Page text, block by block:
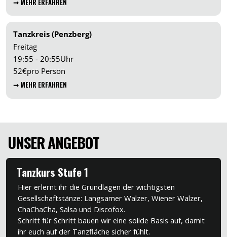
Tanzkreis (Penzberg)
Freitag
19:55 - 20:55Uhr
52€pro Person
➞ MEHR ERFAHREN
UNSER ANGEBOT
Tanzkurs Stufe 1
Hier erlernt ihr die Grundlagen der wichtigsten
Gesellschaftstänze: Langsamer Walzer, Wiener Walzer,
ChaChaCha, Salsa und Discofox.
Schritt für Schritt bauen wir eine solide Basis auf, damit
ihr euch auf der Tanzfläche sicher fühlt.